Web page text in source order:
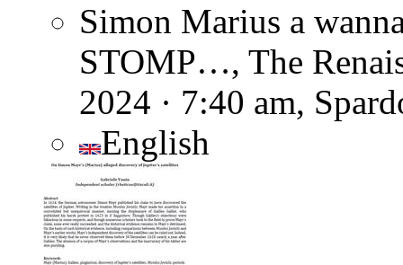
Simon Marius a
STOMP…, The
2024 · 7:40 am,
English